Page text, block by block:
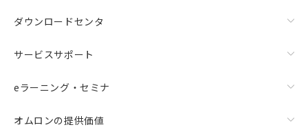
ダウンロードセンタ
サービスサポート
eラーニング・セミナ
オムロンの提供価値